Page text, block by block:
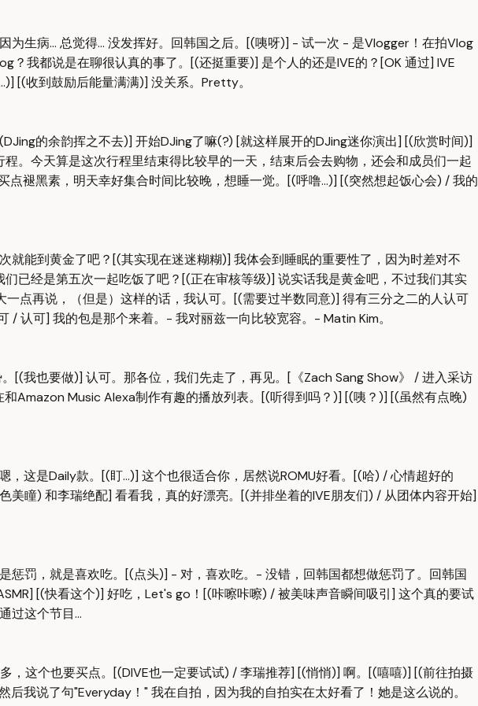
生病... 总觉得... 没发挥好。回韩国之后。[(咦呀)] - 试一次 - 是Vlogger！在拍Vlog
我都说是在聊很认真的事了。[(还挺重要)] 是个人的还是IVE的？[OK 通过] IVE
[(收到鼓励后能量满满)] 没关系。Pretty。
的余韵挥之不去)] 开始DJing了嘛(?) [就这样展开的DJing迷你演出] [(欣赏时间)]
。今天算是这次行程里结束得比较早的一天，结束后会去购物，还会和成员们一起
褪黑素，明天幸好集合时间比较晚，想睡一觉。[(呼噜...)] [(突然想起饭心会) / 我的
能到黄金了吧？[(其实现在迷迷糊糊)] 我体会到睡眠的重要性了，因为时差对不
已经是第五次一起吃饭了吧？[(正在审核等级)] 说实话我是黄金吧，不过我们其实
点再说，（但是）这样的话，我认可。[(需要过半数同意)] 得有三分之二的人认可
认可] 我的包是那个来着。- 我对丽兹一向比较宽容。- Matin Kim。
我也要做)] 认可。那各位，我们先走了，再见。[《Zach Sang Show》 / 进入采访
Amazon Music Alexa制作有趣的播放列表。[(听得到吗？)] [(咦？)] [(虽然有点晚)
这是Daily款。[(盯...)] 这个也很适合你，居然说ROMU好看。[(哈) / 心情超好的
瞳) 和李瑞绝配] 看看我，真的好漂亮。[(并排坐着的IVE朋友们) / 从团体内容开始]
罚，就是喜欢吃。[(点头)] - 对，喜欢吃。- 没错，回韩国都想做惩罚了。回韩国
[(快看这个)] 好吃，Let's go！[(咔嚓咔嚓) / 被美味声音瞬间吸引] 这个真的要试
过这个节目...
这个也要买点。[(DIVE也一定要试试) / 李瑞推荐] [(悄悄)] 啊。[(嘻嘻)] [(前往拍摄
我说了句"Everyday！" 我在自拍，因为我的自拍实在太好看了！她是这么说的。